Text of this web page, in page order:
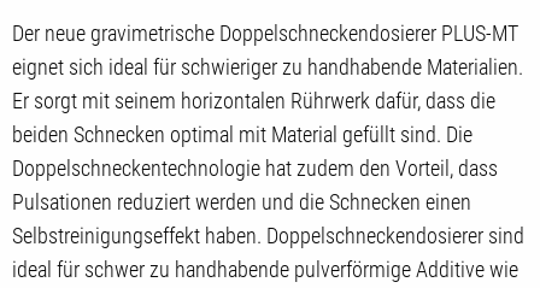
Der neue gravimetrische Doppelschneckendosierer PLUS-MT
eignet sich ideal für schwieriger zu handhabende Materialien.
Er sorgt mit seinem horizontalen Rührwerk dafür, dass die
beiden Schnecken optimal mit Material gefüllt sind. Die
Doppelschneckentechnologie hat zudem den Vorteil, dass
Pulsationen reduziert werden und die Schnecken einen
Selbstreinigungseffekt haben. Doppelschneckendosierer sind
ideal für schwer zu handhabende pulverförmige Additive wie